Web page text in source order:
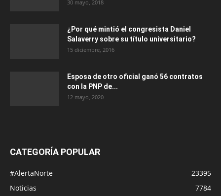
30 mayo, 2018
¿Por qué mintió el congresista Daniel
Salaverry sobre su título universitario?
15 diciembre, 2016
Esposa de otro oficial ganó 56 contratos
con la PNP de...
12 mayo, 2020
CATEGORÍA POPULAR
#AlertaNorte
23395
Noticias
7784